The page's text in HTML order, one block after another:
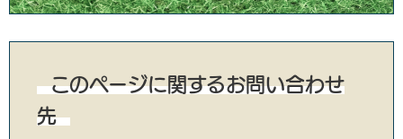
このページに関するお問い合わせ
先